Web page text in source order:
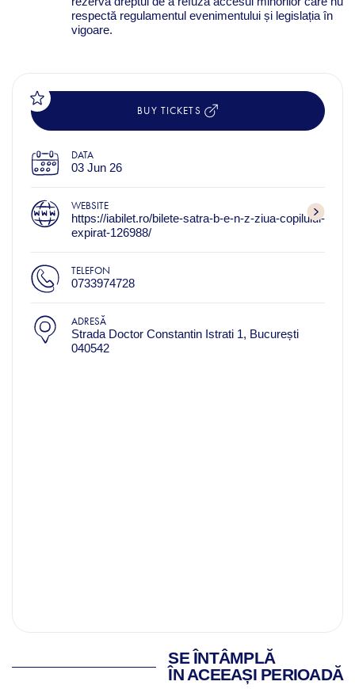
respectă regulamentul evenimentului și legislația în
vigoare.
BUY TICKETS
DATA
03 Jun 26
WEBSITE
https://iabilet.ro/bilete-satra-b-e-n-z-ziua-copilului-
expirat-126988/
TELEFON
0733974728
ADRESĂ
Strada Doctor Constantin Istrati 1, București
040542
SE ÎNTÂMPLĂ
ÎN ACEEAȘI PERIOADĂ